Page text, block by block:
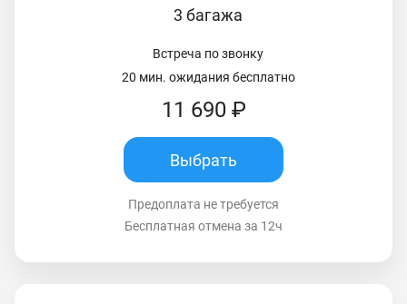
3 багажа
Встреча по звонку
20 мин. ожидания бесплатно
11 690 ₽
Выбрать
Предоплата не требуется
Бесплатная отмена за 12ч